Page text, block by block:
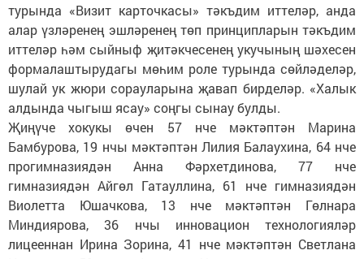
турында «Визит карточкасы» тәкъдим иттеләр, анда
алар үзләренең эшләренең төп принципларын тәкъдим
иттеләр һәм сыйныф җитәкчесенең укучының шәхесен
формалаштырудагы мөһим роле турында сөйләделәр,
шулай ук жюри сорауларына җавап бирделәр. «Халык
алдында чыгыш ясау» соңгы сынау булды.
Җиңүче хокукы өчен 57 нче мәктәптән Марина
Бамбурова, 19 нчы мәктәптән Лилия Балаухина, 64 нче
прогимназиядән Анна Фәрхетдинова, 77 нче
гимназиядән Айгөл Гатауллина, 61 нче гимназиядән
Виолетта Юшачкова, 13 нче мәктәптән Гөлнара
Миндиярова, 36 нчы инновацион технологияләр
лицееннан Ирина Зорина, 41 нче мәктәптән Светлана